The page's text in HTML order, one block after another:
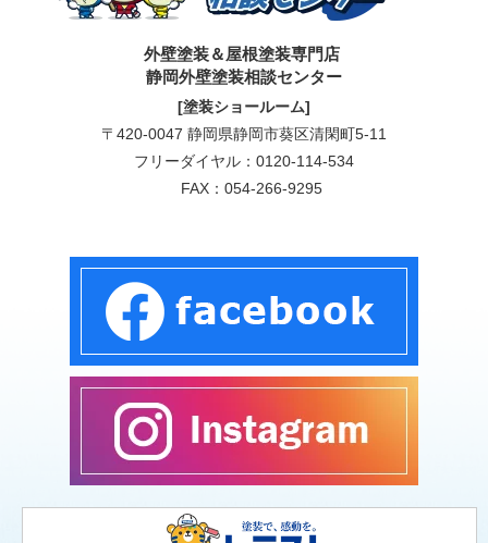
外壁塗装＆屋根塗装専門店
静岡外壁塗装相談センター
[塗装ショールーム]
〒420-0047 静岡県静岡市葵区清閑町5-11
フリーダイヤル： 0120-114-534
FAX：054-266-9295